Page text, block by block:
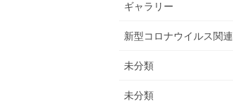
ギャラリー
新型コロナウイルス関連
未分類
未分類